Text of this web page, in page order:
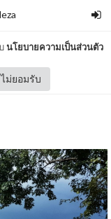
นโยบายความเป็นส่วนตัว
ไม่ยอมรับ
25